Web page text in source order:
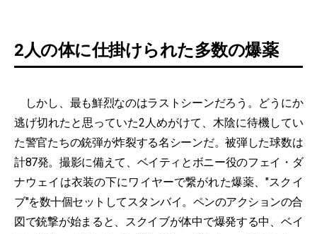
2人の体に仕掛けられた多数の爆薬
しかし、最も鮮烈なのはラストシーンだろう。どうにか
逃げ切れたと思っていた2人めがけて、木陰に待機してい
た警官たちの銃弾が炸裂する名シーンだ。被弾した球数は
計87発。撮影に備えて、ベイティとボニー役のフェイ・ダ
ナウェイは衣装の下にワイヤーで繋がれた爆薬、"スクイ
ブ"を数十個セットしてスタンバイ。ペンのアクションの合
図で銃撃が始まると、スクイブが体中で爆発する中、ベイ